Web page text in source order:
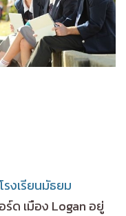
รงเรียนมัธยม
ด เมือง Logan อยู่